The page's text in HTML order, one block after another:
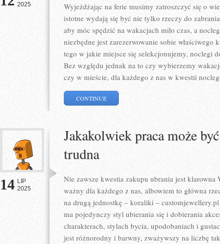
2025
Wyjeżdżając na ferie musimy zatroszczyć się o
istotne wydają się być nie tylko rzeczy do
aby móc spędzić na wakacjach miło czas, a
niezbędne jest zarezerwowanie sobie właściwego
tego w jakie miejsce się selekcjonujemy, noclegi
Bez względu jednak na to czy wybierzemy
czy w mieście, dla każdego z nas w kwestii
CONTINUE
14 LIP
2025
Jakakolwiek praca może
trudna
Nie zawsze kwestia zakupu ubrania jest klarowna
ważny dla każdego z nas, albowiem to główna
na drugą jednostkę – koraliki –
ma pojedynczy styl ubierania się i dobierania
charakterach, stylach bycia, upodobaniach i
jest różnorodny i barwny, zważywszy na liczbę